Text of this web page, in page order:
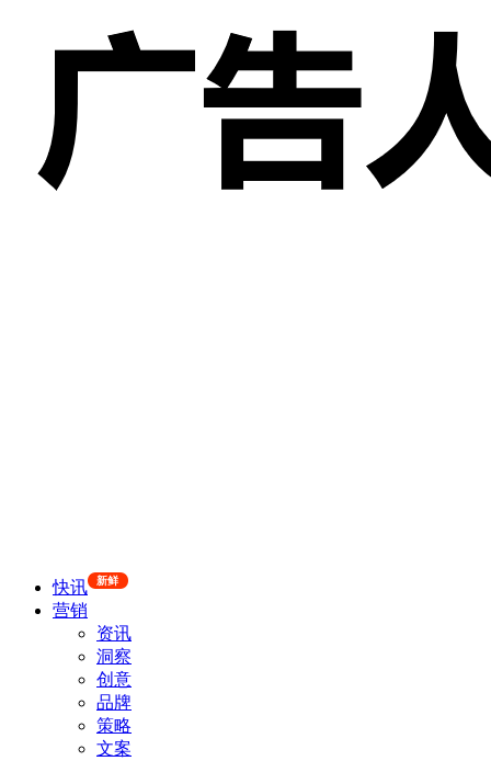
快讯 新鲜
营销
资讯
洞察
创意
品牌
策略
文案